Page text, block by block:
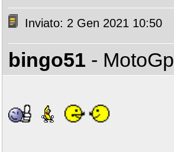
Inviato: 2 Gen 2021 10:50
bingo51 - MotoGp